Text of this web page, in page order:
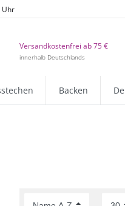
Uhr
Versandkostenfrei ab 75 €
innerhalb Deutschlands
Backen